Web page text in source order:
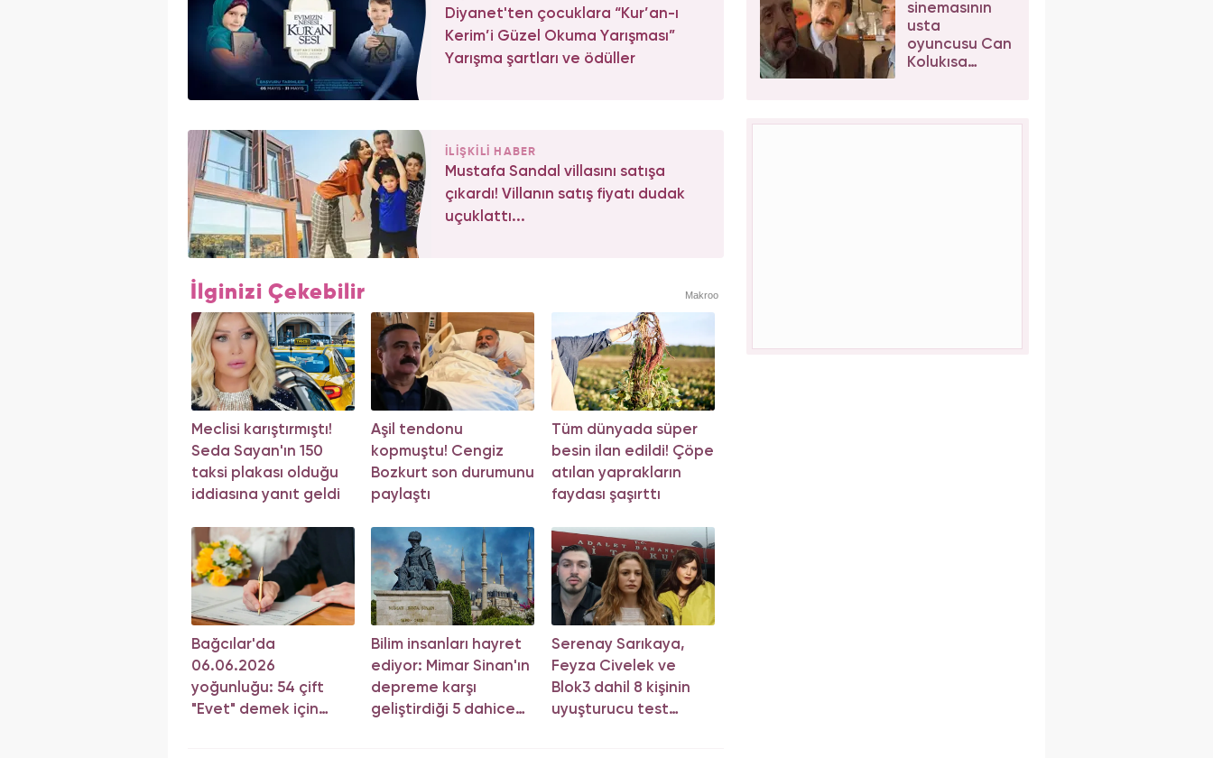
Diyanet'ten çocuklara “Kur’an-ı
Kerim’i Güzel Okuma Yarışması”
Yarışma şartları ve ödüller
İLİŞKİLİ HABER
Mustafa Sandal villasını satışa
çıkardı! Villanın satış fiyatı dudak
uçuklattı...
İlginizi Çekebilir Makroo
Meclisi karıştırmıştı!
Seda Sayan'ın 150
taksi plakası olduğu
iddiasına yanıt geldi
Aşil tendonu
kopmuştu! Cengiz
Bozkurt son durumunu
paylaştı
Tüm dünyada süper
besin ilan edildi! Çöpe
atılan yaprakların
faydası şaşırttı
Bağcılar'da
06.06.2026
yoğunluğu: 54 çift
"Evet" demek için
Bilim insanları hayret
ediyor: Mimar Sinan'ın
depreme karşı
geliştirdiği 5 dahice
Serenay Sarıkaya,
Feyza Civelek ve
Blok3 dahil 8 kişinin
uyuşturucu test
karıştırdı
sinemasının
usta
oyuncusu Can
Kolukısa